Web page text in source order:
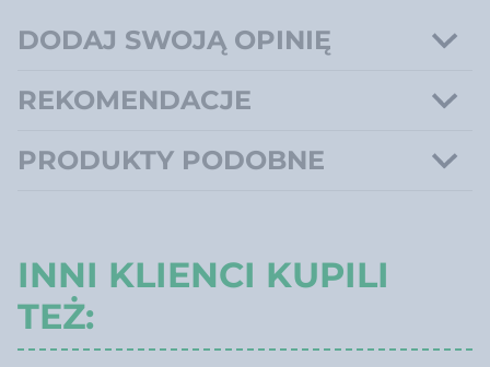
DODAJ SWOJĄ OPINIĘ
REKOMENDACJE
PRODUKTY PODOBNE
INNI KLIENCI KUPILI
TEŻ: